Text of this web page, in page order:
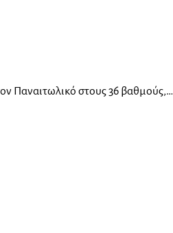
Παναιτωλικό στους 36 βαθμούς,…